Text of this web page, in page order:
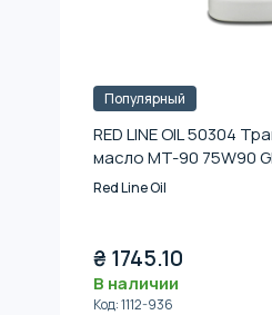
Популярный
RED LINE OIL 50304
масло MT-90 75W90
Red Line Oil
₴ 1745.10
В наличии
Код:1112-936